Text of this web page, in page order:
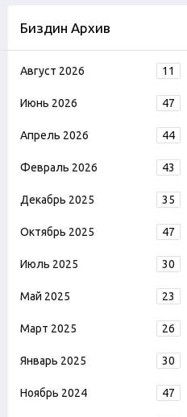
Биздин Архив
Август 2026 11
Июнь 2026 47
Апрель 2026 44
Февраль 2026 43
Декабрь 2025 35
Октябрь 2025 47
Июль 2025 30
Май 2025 23
Март 2025 26
Январь 2025 30
Ноябрь 2024 47